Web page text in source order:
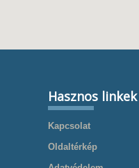
Hasznos linkek
Kapcsolat
Oldaltérkép